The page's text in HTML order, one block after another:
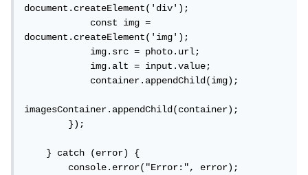
document.createElement('div');
            const img =
document.createElement('img');
            img.src = photo.url;
            img.alt = input.value;
            container.appendChild(img);
imagesContainer.appendChild(container);
        });
    } catch (error) {
        console.error("Error:", error);